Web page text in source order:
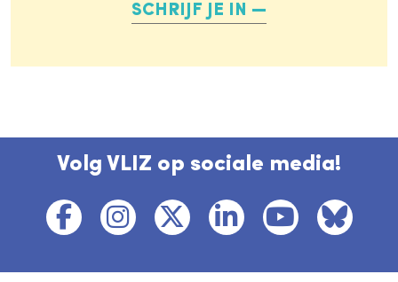
SCHRIJF JE IN
Volg VLIZ op sociale media!